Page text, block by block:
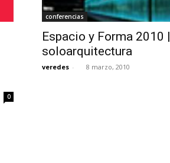
0
conferencias
Espacio y Forma 2010 |
soloarquitectura
veredes - 8 marzo, 2010